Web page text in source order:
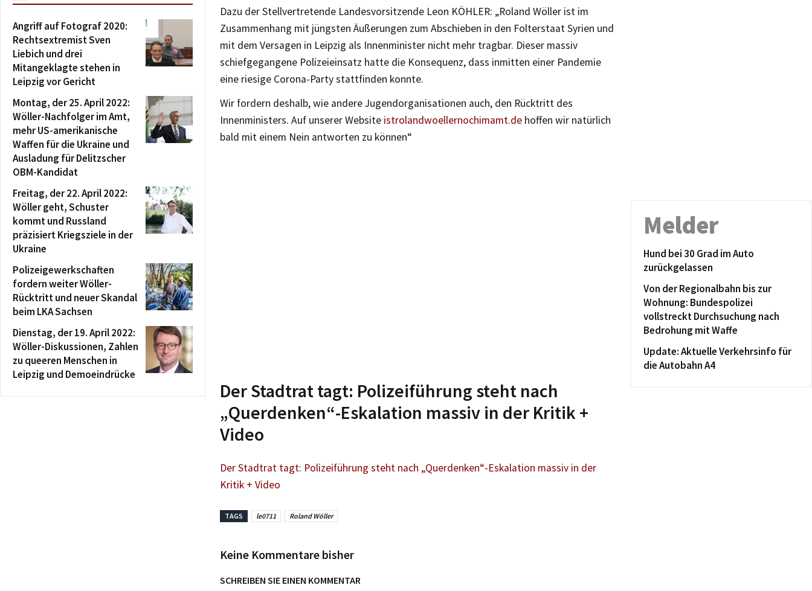
Dazu der Stellvertretende Landesvorsitzende Leon KÖHLER: „Roland Wöller ist im
Zusammenhang mit jüngsten Äußerungen zum Abschieben in den Folterstaat Syrien und
mit dem Versagen in Leipzig als Innenminister nicht mehr tragbar. Dieser massiv
schiefgegangene Polizeieinsatz hatte die Konsequenz, dass inmitten einer Pandemie
eine riesige Corona-Party stattfinden konnte.
Wir fordern deshalb, wie andere Jugendorganisationen auch, den Rücktritt des
Innenministers. Auf unserer Website istrolandwoellernochimamt.de hoffen wir natürlich
bald mit einem Nein antworten zu können“
Der Stadtrat tagt: Polizeiführung steht nach
„Querdenken“-Eskalation massiv in der Kritik +
Video
Der Stadtrat tagt: Polizeiführung steht nach „Querdenken“-Eskalation massiv in der
Kritik + Video
TAGS le0711 Roland Wöller
Keine Kommentare bisher
SCHREIBEN SIE EINEN KOMMENTAR
Angriff auf Fotograf 2020:
Rechtsextremist Sven
Liebich und drei
Mitangeklagte stehen in
Leipzig vor Gericht
Montag, der 25. April 2022:
Wöller-Nachfolger im Amt,
mehr US-amerikanische
Waffen für die Ukraine und
Ausladung für Delitzscher
OBM-Kandidat
Freitag, der 22. April 2022:
Wöller geht, Schuster
kommt und Russland
präzisiert Kriegsziele in der
Ukraine
Polizeigewerkschaften
fordern weiter Wöller-
Rücktritt und neuer Skandal
beim LKA Sachsen
Dienstag, der 19. April 2022:
Wöller-Diskussionen, Zahlen
zu queeren Menschen in
Leipzig und Demoeindrücke
Melder
Hund bei 30 Grad im Auto
zurückgelassen
Von der Regionalbahn bis zur
Wohnung: Bundespolizei
vollstreckt Durchsuchung nach
Bedrohung mit Waffe
Update: Aktuelle Verkehrsinfo für
die Autobahn A4